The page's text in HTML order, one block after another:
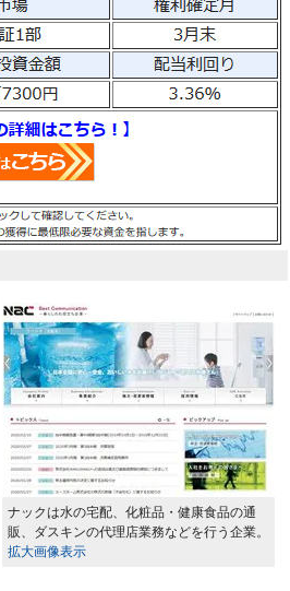
ナックは水の宅配、化粧品・健康食品の通
販、ダスキンの代理店業務などを行う企業。
拡大画像表示